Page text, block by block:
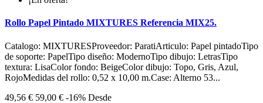
Rollo Papel Pintado MIXTURES Referencia MIX25.
Catalogo: MIXTURESProveedor: ParatiArticulo: Papel pintadoTipo
de soporte: PapelTipo diseño: ModernoTipo dibujo: LetrasTipo
textura: LisaColor fondo: BeigeColor dibujo: Topo, Gris, Azul,
RojoMedidas del rollo: 0,52 x 10,00 m.Case: Alterno 53...
49,56 € 59,00 € -16% Desde